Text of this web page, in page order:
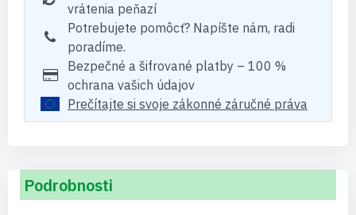
vrátenia peňazí
Potrebujete pomôcť? Napíšte nám, radi
poradíme.
Bezpečné a šifrované platby – 100 %
ochrana vašich údajov
Prečítajte si svoje zákonné záručné práva
Podrobnosti